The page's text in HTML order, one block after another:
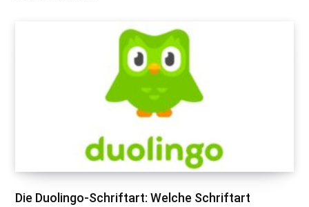
Die Duolingo-Schriftart: Welche Schriftart